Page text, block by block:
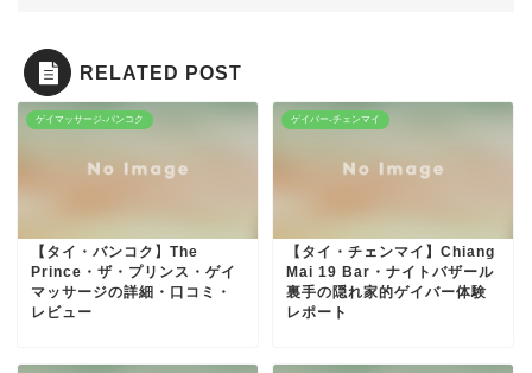
RELATED POST
ゲイマッサージ-バンコク
【タイ・バンコク】The
Prince・ザ・プリンス・ゲイ
マッサージの詳細・口コミ・
レビュー
ゲイバー-チェンマイ
【タイ・チェンマイ】Chiang
Mai 19 Bar・ナイトバザール
裏手の隠れ家的ゲイバー体験
レポート